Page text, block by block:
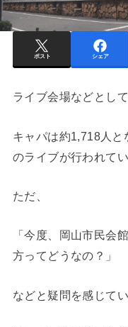
ポスト シェア
ライブ会場などとし
キャパは約1,718人と
のライブが行われてい
ただ、
「今度、岡山市民会
方ってどうなの？」
などと疑問を感じて